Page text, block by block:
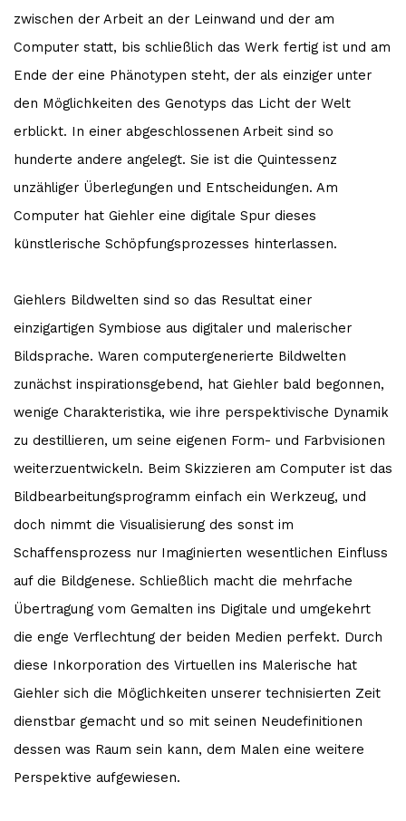
zwischen der Arbeit an der Leinwand und der am
Computer statt, bis schließlich das Werk fertig ist und am
Ende der eine Phänotypen steht, der als einziger unter
den Möglichkeiten des Genotyps das Licht der Welt
erblickt. In einer abgeschlossenen Arbeit sind so
hunderte andere angelegt. Sie ist die Quintessenz
unzähliger Überlegungen und Entscheidungen. Am
Computer hat Giehler eine digitale Spur dieses
künstlerische Schöpfungsprozesses hinterlassen.
Giehlers Bildwelten sind so das Resultat einer
einzigartigen Symbiose aus digitaler und malerischer
Bildsprache. Waren computergenerierte Bildwelten
zunächst inspirationsgebend, hat Giehler bald begonnen,
wenige Charakteristika, wie ihre perspektivische Dynamik
zu destillieren, um seine eigenen Form- und Farbvisionen
weiterzuentwickeln. Beim Skizzieren am Computer ist das
Bildbearbeitungsprogramm einfach ein Werkzeug, und
doch nimmt die Visualisierung des sonst im
Schaffensprozess nur Imaginierten wesentlichen Einfluss
auf die Bildgenese. Schließlich macht die mehrfache
Übertragung vom Gemalten ins Digitale und umgekehrt
die enge Verflechtung der beiden Medien perfekt. Durch
diese Inkorporation des Virtuellen ins Malerische hat
Giehler sich die Möglichkeiten unserer technisierten Zeit
dienstbar gemacht und so mit seinen Neudefinitionen
dessen was Raum sein kann, dem Malen eine weitere
Perspektive aufgewiesen.